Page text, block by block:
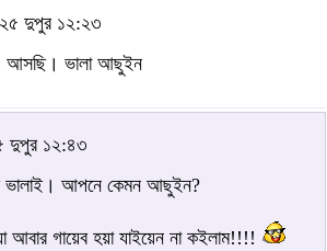
দুপুর ১২:২৩
আসছি। ভালা আছুইন
দুপুর ১২:৪৩
ভালাই। আপনে কেমন আছুইন?
আবার গায়েব হয়া যাইয়েন না কইলাম!!!!